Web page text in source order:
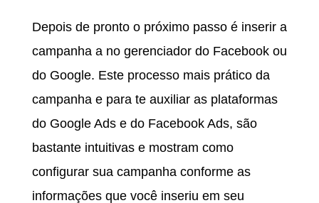
Depois de pronto o próximo passo é inserir a
campanha a no gerenciador do Facebook ou
do Google. Este processo mais prático da
campanha e para te auxiliar as plataformas
do Google Ads e do Facebook Ads, são
bastante intuitivas e mostram como
configurar sua campanha conforme as
informações que você inseriu em seu